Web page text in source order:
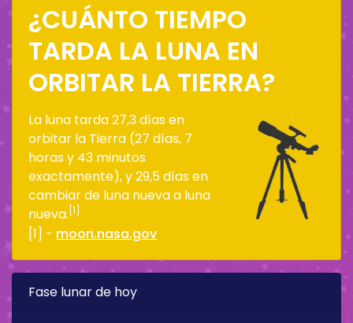
¿CUÁNTO TIEMPO
TARDA LA LUNA EN
ORBITAR LA TIERRA?
La luna tarda 27,3 días en
orbitar la Tierra (27 días, 7
horas y 43 minutos
exactamente), y 29,5 días en
cambiar de luna nueva a luna
nueva. [1]
[1] - moon.nasa.gov
Fase lunar de hoy